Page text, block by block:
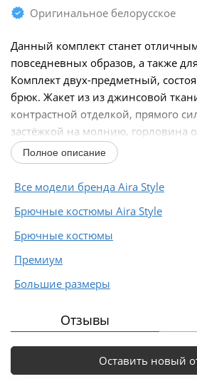
Оригинальное белорусское
Данный комплект станет
повседневных образов, а также
Комплект двух-предметный,
брюк. Жакет из из джинсовой
контрастной отделкой, прямого
застёжкой на молнию, горловина
Полное описание
Все модели бренда Aira Style
Брючные костюмы Aira Style
Брючные костюмы
Премиум
Большие размеры
Отзывы
Оставить новый